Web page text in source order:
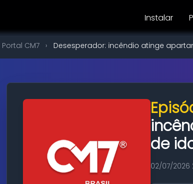
Instalar
Portal CM7 › Desesperador: incêndio atinge
de
02/07/2026